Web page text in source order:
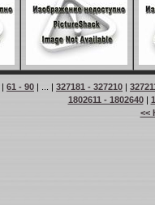
| 61 - 90 | ... | 327181 - 327210 |
1802611 - 1802640|
<<